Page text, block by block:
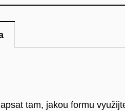
tam, jakou formu